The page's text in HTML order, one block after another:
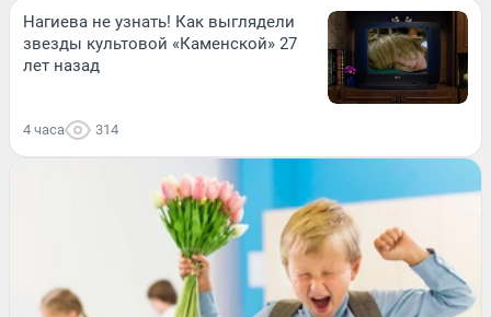
Нагиева не узнать! Как выглядели
звезды культовой «Каменской» 27
лет назад
4 часа 314